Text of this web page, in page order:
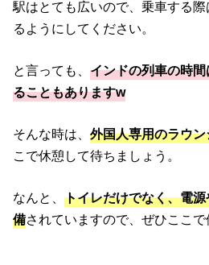
駅はとても広いので、乗車する
るようにしてください。
と言っても、インドの列車の時
ることもありますw
そんな時は、外国人専用のラウ
こで休憩して待ちましょう。
なんと、トイレだけでなく、電
備されていますので、ぜひここで